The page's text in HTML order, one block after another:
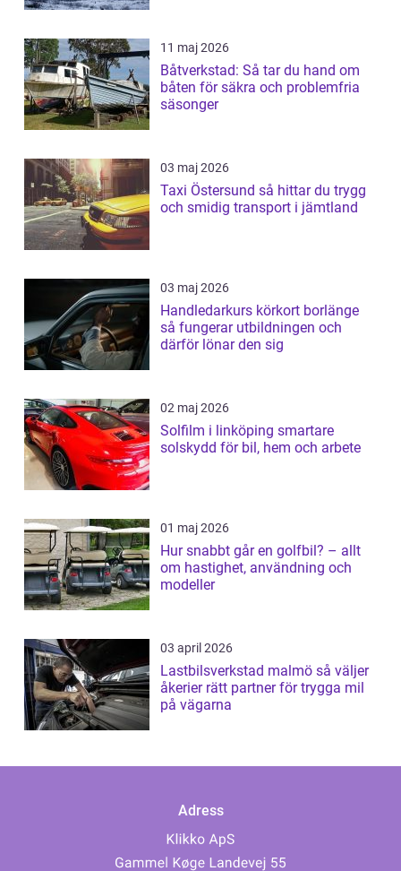
11 maj 2026
Båtverkstad: Så tar du hand om
båten för säkra och problemfria
säsonger
03 maj 2026
Taxi Östersund så hittar du trygg
och smidig transport i jämtland
03 maj 2026
Handledarkurs körkort borlänge
så fungerar utbildningen och
därför lönar den sig
02 maj 2026
Solfilm i linköping smartare
solskydd för bil, hem och arbete
01 maj 2026
Hur snabbt går en golfbil? – allt
om hastighet, användning och
modeller
03 april 2026
Lastbilsverkstad malmö så väljer
åkerier rätt partner för trygga mil
på vägarna
Adress